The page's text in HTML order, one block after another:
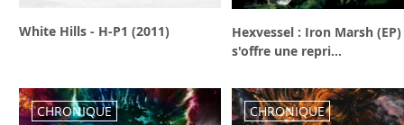
White Hills - H-P1 (2011)
Hexvessel : Iron Marsh (EP)
s'offre une repri...
CHRONIQUE CHRONIQUE